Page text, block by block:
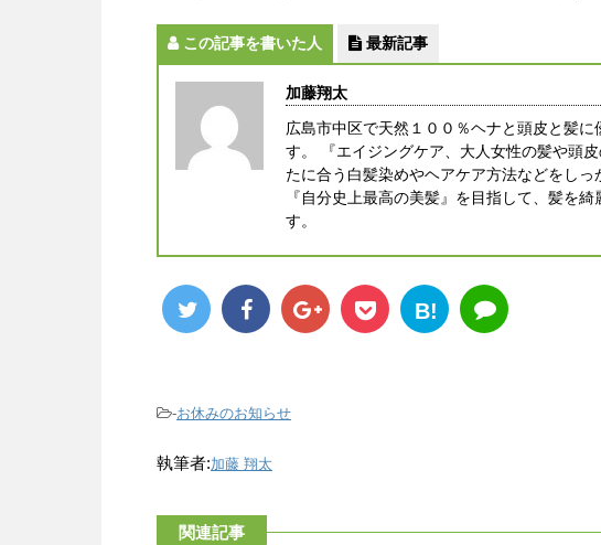
この記事を書いた人 最新記事
加藤翔太
広島市中区で天然１００％ヘナと頭皮と髪
す。 『エイジングケア、大人女性の髪や頭
たに合う白髪染めやヘアケア方法などをしっ
『自分史上最高の美髪』を目指して、髪を
す。
B!
-お休みのお知らせ
執筆者:加藤 翔太
関連記事